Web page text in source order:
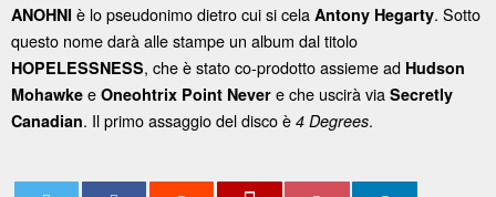
ANOHNI è lo pseudonimo dietro cui si cela Antony Hegarty. Sotto
questo nome darà alle stampe un album dal titolo
HOPELESSNESS, che è stato co-prodotto assieme ad Hudson
Mohawke e Oneohtrix Point Never e che uscirà via Secretly
Canadian. Il primo assaggio del disco è 4 Degrees.